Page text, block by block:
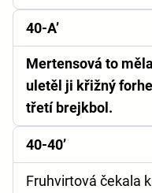
40-A’
Mertensová to
uletěl ji křižný
třetí brejkbol.
40-40’
Fruhvirtová čekala